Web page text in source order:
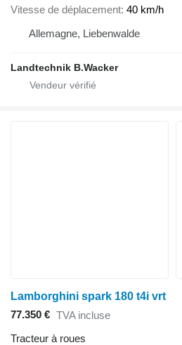
Vitesse de déplacement 40 km/h
Allemagne, Liebenwalde
Landtechnik B.Wacker
Lamborghini spark 180 t4i vrt
77.350 € TVA incluse
Tracteur à roues